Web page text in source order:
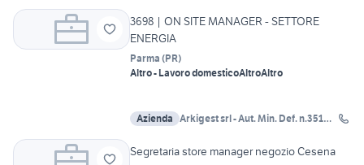
3698 | ON SITE MANAGER - SETTORE
ENERGIA
Parma (PR)
Altro - Lavoro domesticoAltroAltro
Azienda Arkigest srl - Aut. Min. Def. n.351
Segretaria store manager negozio Cesena